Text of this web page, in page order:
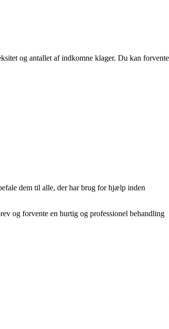
og antallet af indkomne klager. Du kan forvente
dem til alle, der har brug for hjælp inden
og forvente en hurtig og professionel behandling